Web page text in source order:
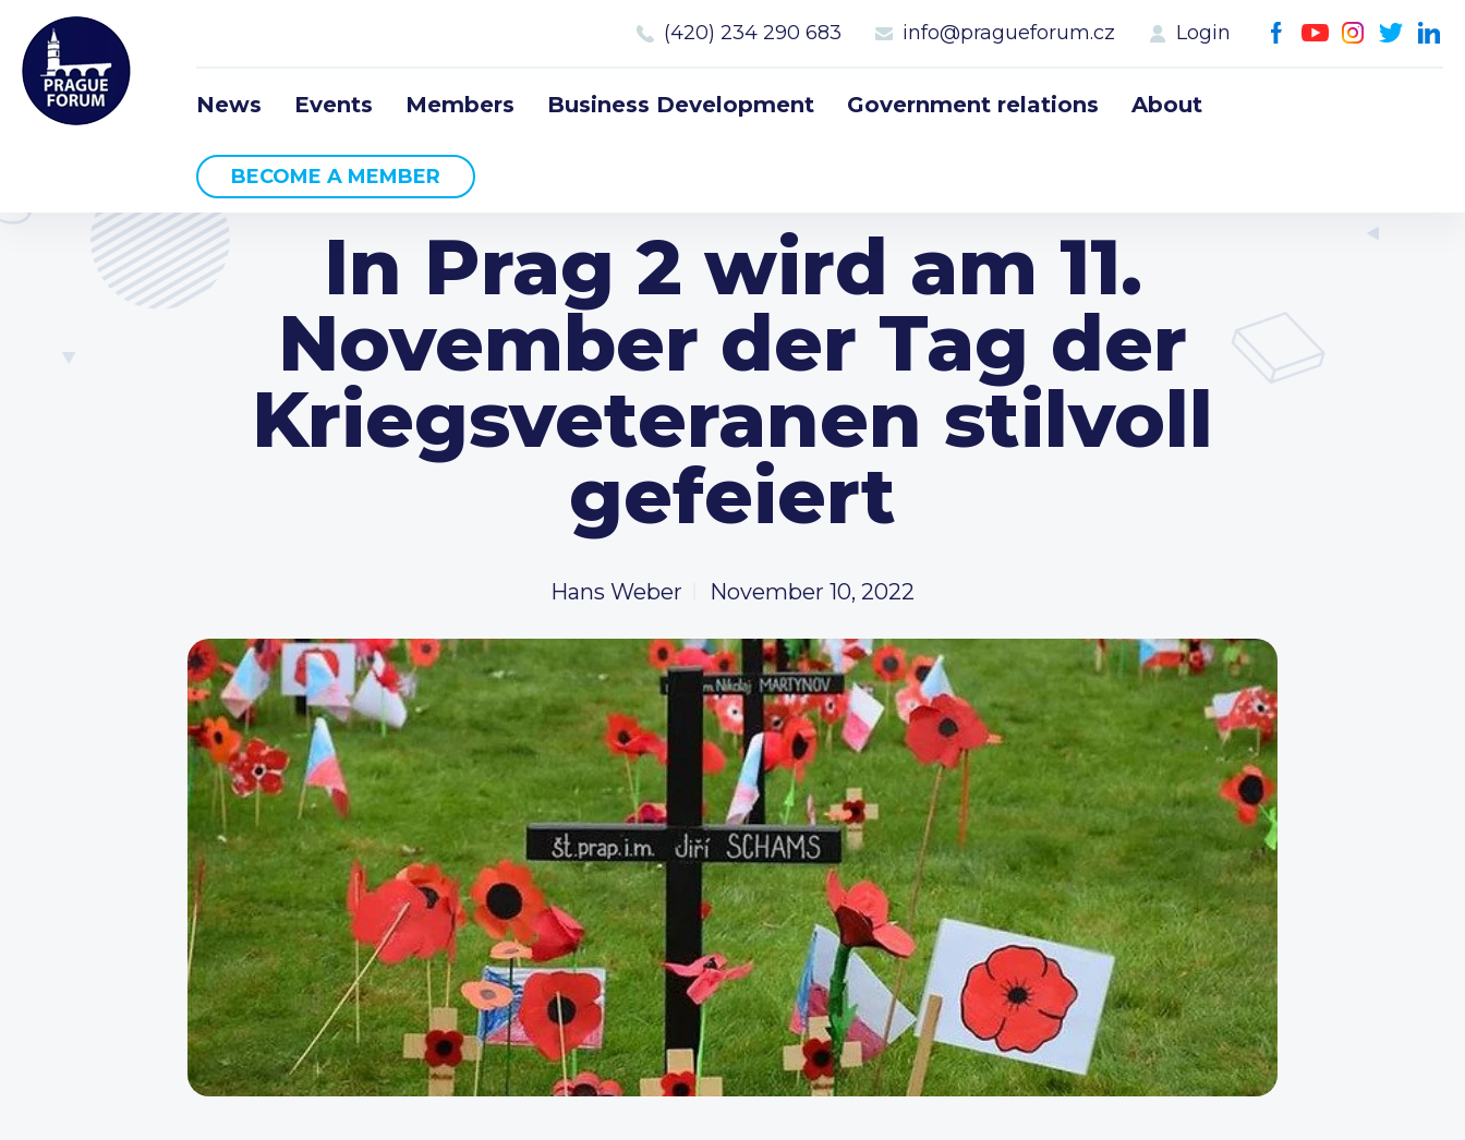
(420) 234 290 683 info@pragueforum.cz Login
News Events Members Business Development Government relations About
BECOME A MEMBER
In Prag 2 wird am 11.
November der Tag der
Kriegsveteranen stilvoll
gefeiert
Hans Weber November 10, 2022